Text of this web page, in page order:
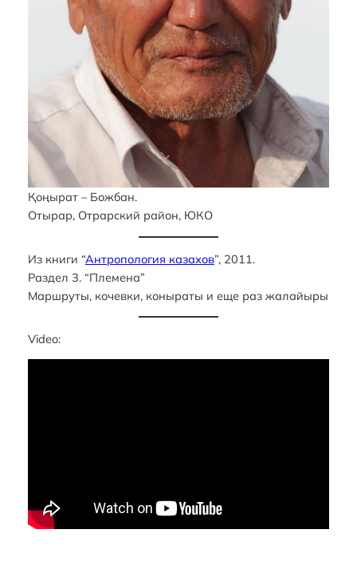
Қоңырат – Божбан.
Отырар, Отрарский район, ЮКО
Из книги “Антропология казахов”, 2011.
Раздел 3. “Племена”
Маршруты, кочевки, коныраты и еще раз жалайыры
Video: